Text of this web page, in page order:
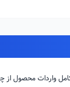
واردات محصول